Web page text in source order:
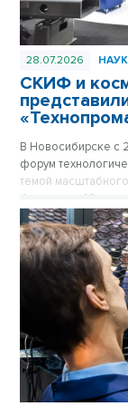
28.07.2026
СКИФ и
В Новосибирске с
форум
темой
более чем 40
мегасайенс-
(СКИФ) и его роль в
страны.